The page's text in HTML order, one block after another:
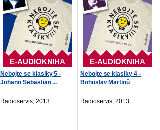
E-AUDIOKNIHA
Nebojte se klasiky 5 -
Johann Sebastian ...
Radioservis, 2013
E-AUDIOKNIHA
Nebojte se klasiky 4 -
Bohuslav Martinů
Radioservis, 2013